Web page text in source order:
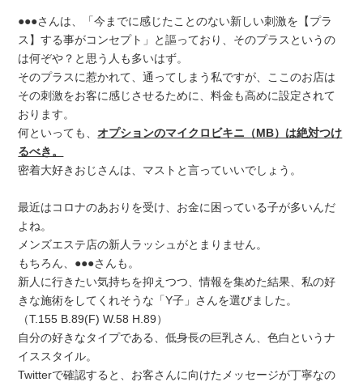
●●●さんは、「今までに感じたことのない新しい刺激を【プラ
ス】する事がコンセプト」と謳っており、そのプラスというの
は何ぞや？と思う人も多いはず。
そのプラスに惹かれて、通ってしまう私ですが、ここのお店は
その刺激をお客に感じさせるために、料金も高めに設定されて
おります。
何といっても、オプションのマイクロビキニ（MB）は絶対つけ
るべき。
密着大好きおじさんは、マストと言っていいでしょう。
最近はコロナのあおりを受け、お金に困っている子が多いんだ
よね。
メンズエステ店の新人ラッシュがとまりません。
もちろん、●●●さんも。
新人に行きたい気持ちを抑えつつ、情報を集めた結果、私の好
きな施術をしてくれそうな「Y子」さんを選びました。
（T.155 B.89(F) W.58 H.89）
自分の好きなタイプである、低身長の巨乳さん、色白というナ
イススタイル。
Twitterで確認すると、お客さんに向けたメッセージが丁寧なの